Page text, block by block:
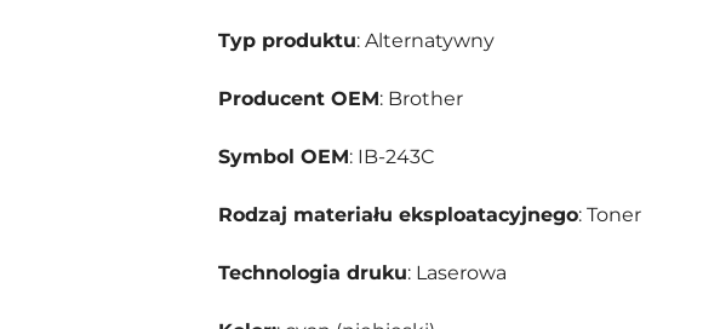
Typ produktu: Alternatywny
Producent OEM: Brother
Symbol OEM: IB-243C
Rodzaj materiału eksploatacyjnego: Toner
Technologia druku: Laserowa